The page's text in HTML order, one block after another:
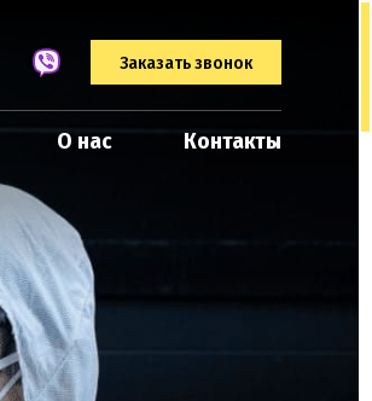
Заказать звонок
О нас Контакты